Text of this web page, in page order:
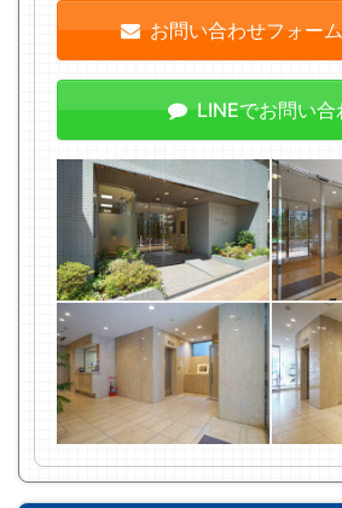
お問い合わせフォー
LINEでお問い合